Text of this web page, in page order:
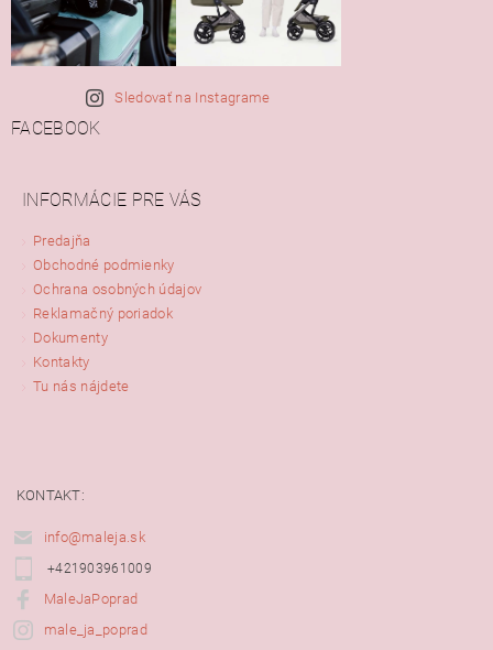
Sledovať na Instagrame
FACEBOOK
INFORMÁCIE PRE VÁS
Predajňa
Obchodné podmienky
Ochrana osobných údajov
Reklamačný poriadok
Dokumenty
Kontakty
Tu nás nájdete
KONTAKT:
info@maleja.sk
+421903961009
MaleJaPoprad
male_ja_poprad